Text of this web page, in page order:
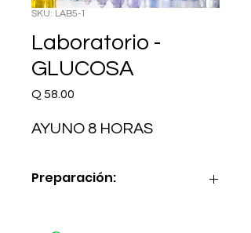
SKU: LAB5-1
Laboratorio -
GLUCOSA
Q 58.00
AYUNO 8 HORAS
Preparación: